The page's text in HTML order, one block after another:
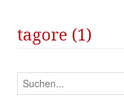
tagore (1)